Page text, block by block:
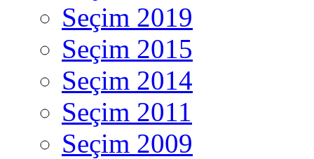
Seçim 2019
Seçim 2015
Seçim 2014
Seçim 2011
Seçim 2009